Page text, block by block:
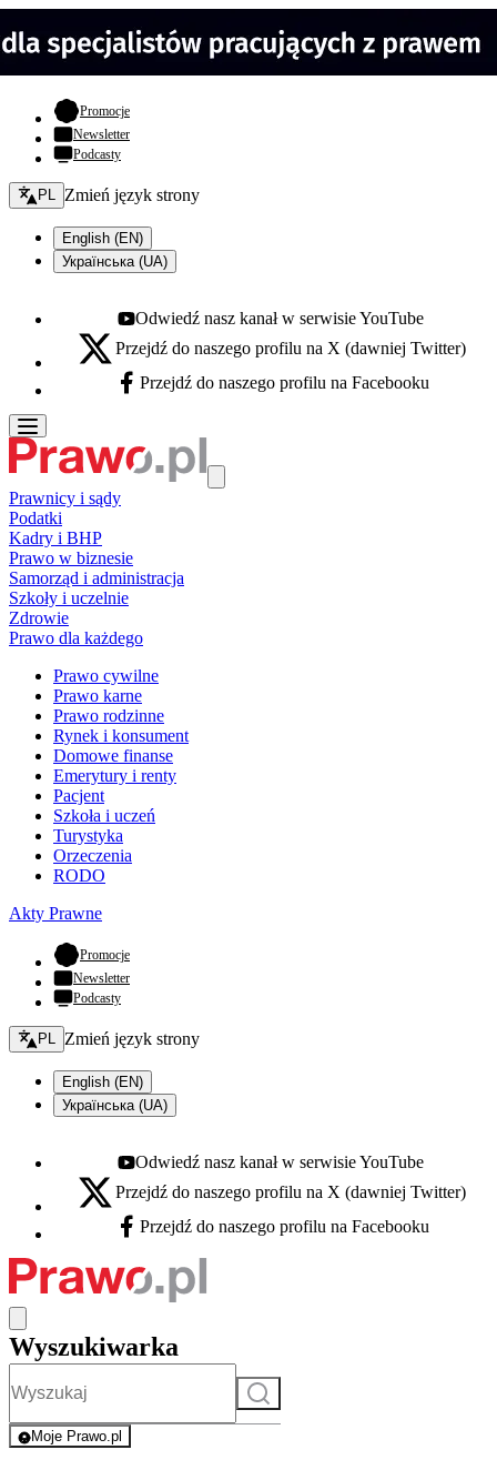
Promocje- otwiera się w nowej karcie
Newsletter
Podcasty
Zmień język - bieżący:
PL Zmień język strony
English (EN)
Українська (UA)
Youtube - otwiera się w nowej karcie
Odwiedź nasz kanał w serwisie YouTube
X - otwiera się w nowej karcie
Przejdź do naszego profilu na X (dawniej Twitter)
Facebook - otwiera się w nowej karcie
Przejdź do naszego profilu na Facebooku
Prawnicy i sądy
Podatki
Kadry i BHP
Prawo w biznesie
Samorząd i administracja
Szkoły i uczelnie
Zdrowie
Prawo dla każdego
Prawo cywilne
Prawo karne
Prawo rodzinne
Rynek i konsument
Domowe finanse
Emerytury i renty
Pacjent
Szkoła i uczeń
Turystyka
Orzeczenia
RODO
Akty Prawne
Promocje- otwiera się w nowej karcie
Newsletter
Podcasty
Zmień język - bieżący:
PL Zmień język strony
English (EN)
Українська (UA)
Youtube - otwiera się w nowej karcie
Odwiedź nasz kanał w serwisie YouTube
X - otwiera się w nowej karcie
Przejdź do naszego profilu na X (dawniej Twitter)
Facebook - otwiera się w nowej karcie
Przejdź do naszego profilu na Facebooku
Wyszukiwarka
Szukaj
Moje Prawo.pl
- rejestracja i logowanie do serwisu